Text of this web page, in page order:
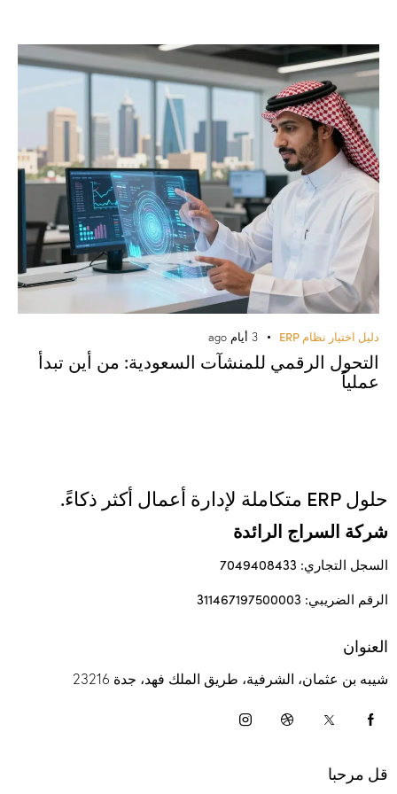
دليل اختيار نظام ERP 3 أيام ago
التحول الرقمي للمنشآت السعودية: من أين تبدأ
عملياً
حلول ERP متكاملة لإدارة أعمال أكثر ذكاءً.
شركة السراج الرائدة
السجل التجاري: 7049408433
الرقم الضريبي: 311467197500003
العنوان
شيبه بن عثمان، الشرفية، طريق الملك فهد، جدة 23216
قل مرحبا